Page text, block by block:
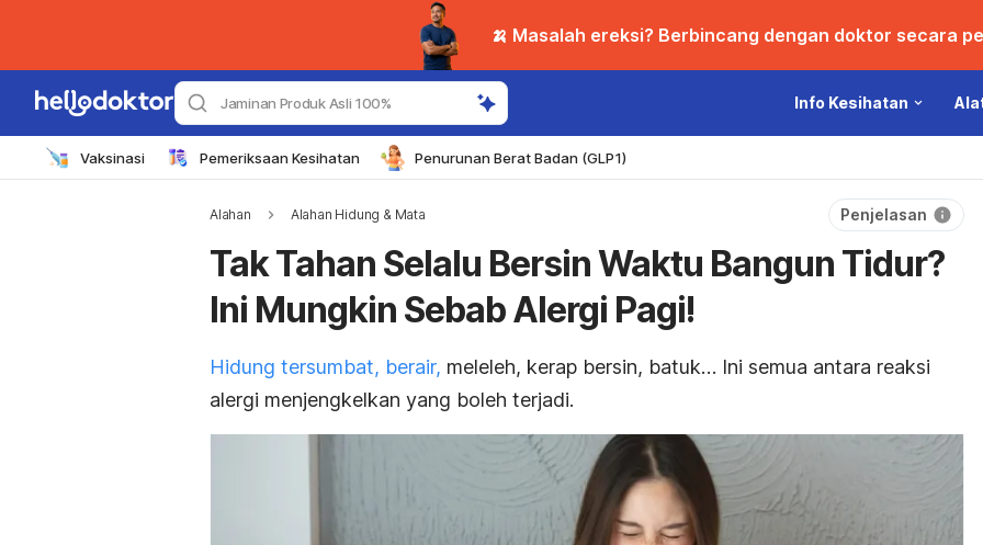
🍌 Masalah ereksi? Berbincang dengan doktor secara
Jaminan Produk Asli 100% Info Kesihatan
Vaksinasi Pemeriksaan Kesihatan Penurunan Berat Badan (GLP1)
Alahan Alahan Hidung & Mata Penjelasan
Tak Tahan Selalu Bersin Waktu Bangun Tidur?
Ini Mungkin Sebab Alergi Pagi!
Hidung tersumbat, berair, meleleh, kerap bersin, batuk… Ini semua antara reaksi
alergi menjengkelkan yang boleh terjadi.